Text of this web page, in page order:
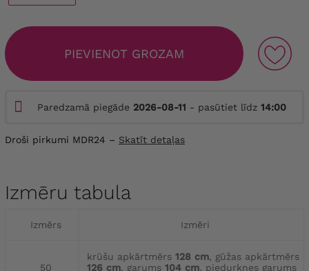
PIEVIENOT GROZAM
Paredzamā piegāde 2026-08-11 - pasūtiet līdz 14:00
Droši pirkumi MDR24 – Skatīt detaļas
Izmēru tabula
Izmērs Izmēri
50
krūšu apkārtmērs 128 cm, gūžas apkārtmērs
126 cm, garums 104 cm, piedurknes garums